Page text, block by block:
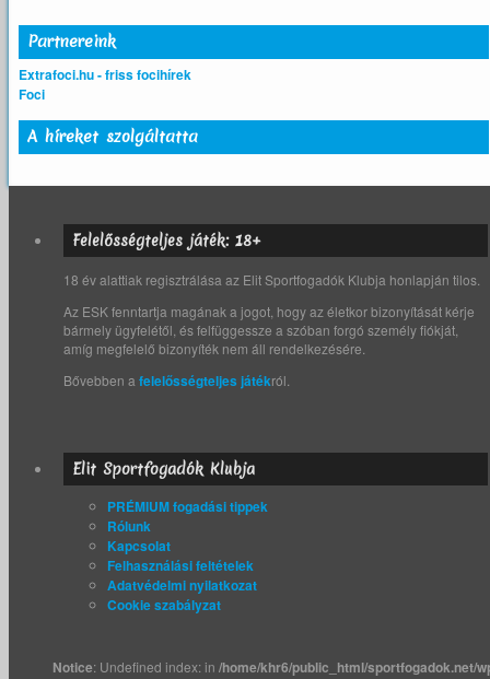
Partnereink
Extrafoci.hu - friss focihírek
Foci
A híreket szolgáltatta
Felelősségteljes játék: 18+
18 év alattiak regisztrálása az Elit Sportfogadók Klubja honlapján tilos.
Az ESK fenntartja magának a jogot, hogy az életkor bizonyítását kérje
bármely ügyfelétől, és felfüggessze a szóban forgó személy fiókját,
amíg megfelelő bizonyíték nem áll rendelkezésére.
Bővebben a felelősségteljes játékról.
Elit Sportfogadók Klubja
PRÉMIUM fogadási tippek
Rólunk
Kapcsolat
Felhasználási feltételek
Adatvédelmi nyilatkozat
Cookie szabályzat
Notice: Undefined index: in /home/khr6/public_html/sportfogadok.net/